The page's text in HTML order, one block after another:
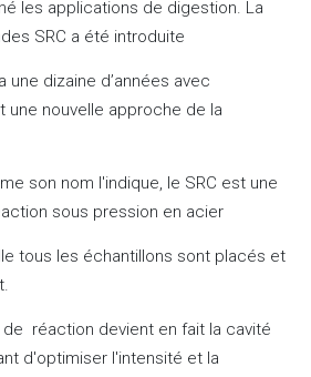
les applications de digestion. La
SRC a été introduite
dizaine d’années avec
une nouvelle approche de la
son nom l'indique, le SRC est une
sous pression en acier
tous les échantillons sont placés et
réaction devient en fait la cavité
d'optimiser l'intensité et la